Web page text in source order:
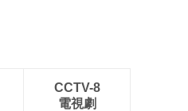
CCTV-8
電視劇